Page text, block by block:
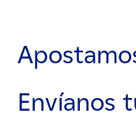
Envíanos